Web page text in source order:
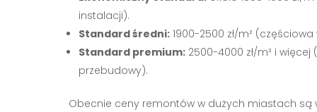
instalacji).
Standard średni: 1900-2500 zł/m²
Standard premium: 2500-4000 zł/m² i
przebudowy).
Obecnie ceny remontów w dużych miastach